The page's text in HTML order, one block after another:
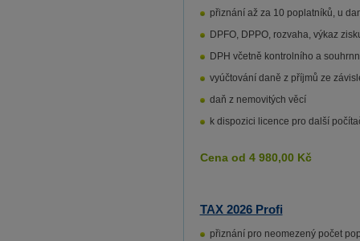
přiznání až za 10 poplatníků, u
DPFO, DPPO, rozvaha, výkaz
DPH včetně kontrolního a
vyúčtování daně z příjmů ze
daň z nemovitých věcí
k dispozici licence pro další
Cena od 4 980,00 Kč
TAX 2026 Profi
přiznání pro neomezený počet